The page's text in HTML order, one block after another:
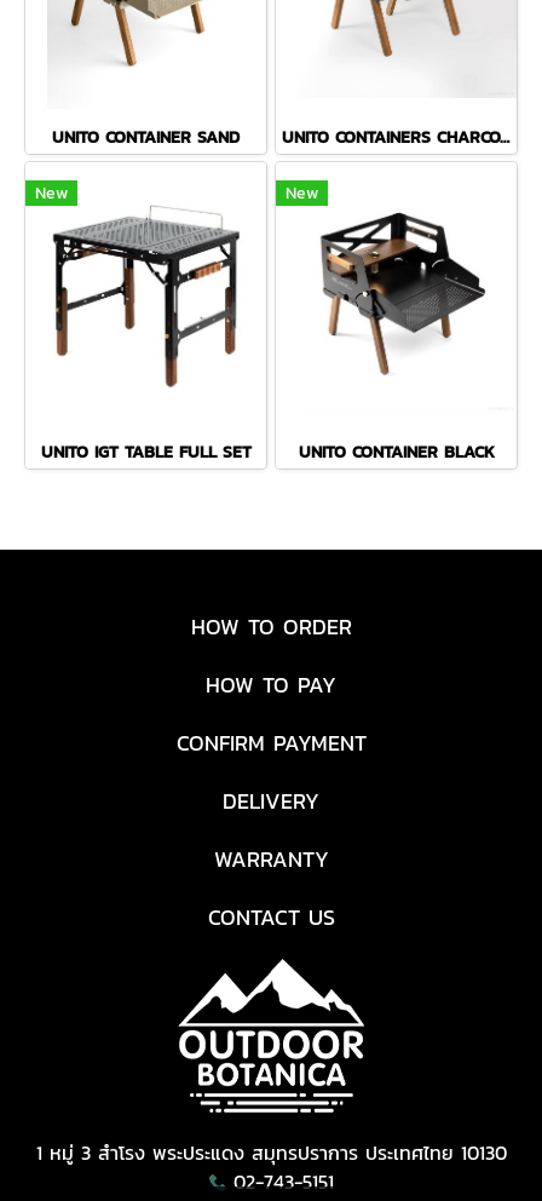
UNITO CONTAINER SAND UNITO CONTAINERS CHARCOAL
New
UNITO IGT TABLE FULL SET
New
UNITO CONTAINER BLACK
HOW TO ORDER
HOW TO PAY
CONFIRM PAYMENT
DELIVERY
WARRANTY
CONTACT US
1 หมู่ 3 สำโรง พระประแดง สมุทรปราการ ประเทศไทย 10130
02-743-5151